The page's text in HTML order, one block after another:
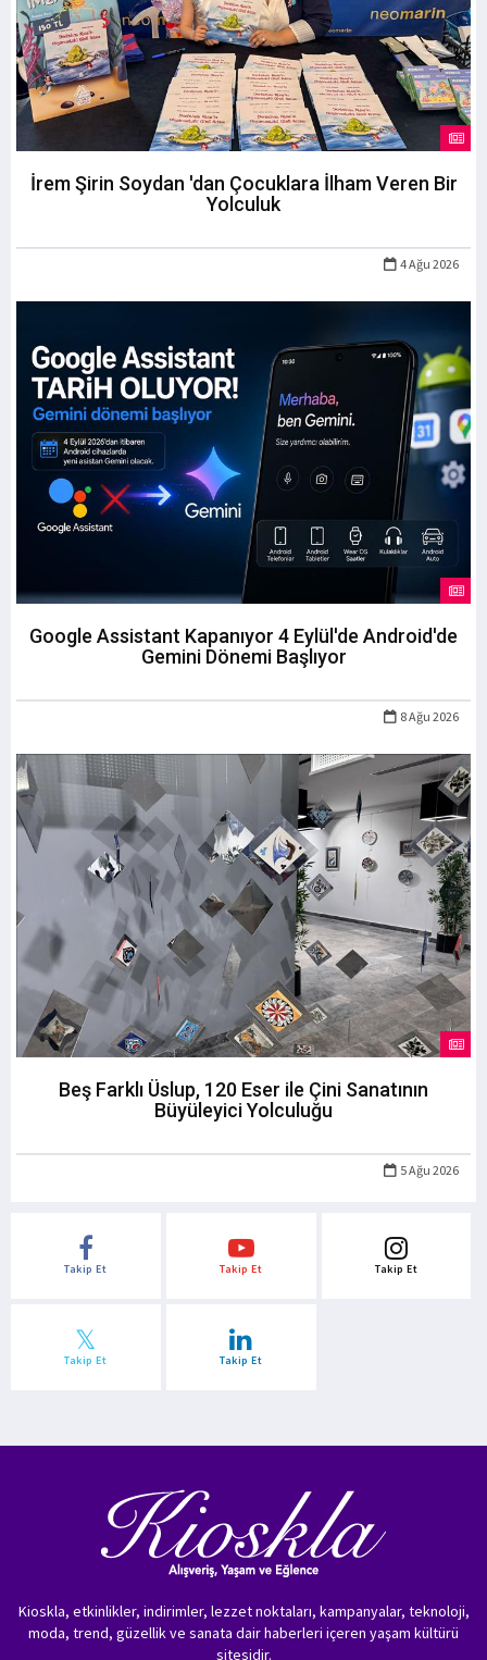
İrem Şirin Soydan 'dan Çocuklara İlham Veren Bir
Yolculuk
4 Ağu 2026
Google Assistant Kapanıyor 4 Eylül'de Android'de
Gemini Dönemi Başlıyor
8 Ağu 2026
Beş Farklı Üslup, 120 Eser ile Çini Sanatının
Büyüleyici Yolculuğu
5 Ağu 2026
Takip Et Takip Et Takip Et
Takip Et Takip Et
Kioskla, etkinlikler, indirimler, lezzet noktaları, kampanyalar, teknoloji,
moda, trend, güzellik ve sanata dair haberleri içeren yaşam kültürü
sitesidir.